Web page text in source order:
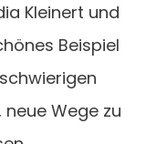
Kleinert und
Beispiel
Wege zu